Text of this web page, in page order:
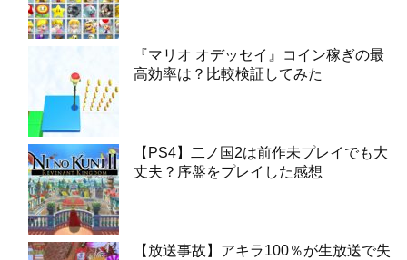
『マリオ オデッセイ』コイン稼ぎの最
高効率は？比較検証してみた
【PS4】二ノ国2は前作未プレイでも大
丈夫？序盤をプレイした感想
【放送事故】アキラ100％が生放送で失